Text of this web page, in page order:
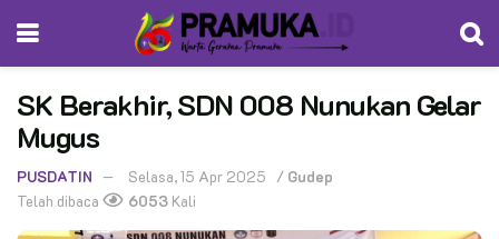
SK Berakhir, SDN 008 Nunukan Gelar
Mugus
PUSDATIN Selasa, 15 Apr 2025 / Gudep
Telah dibaca
6053 Kali